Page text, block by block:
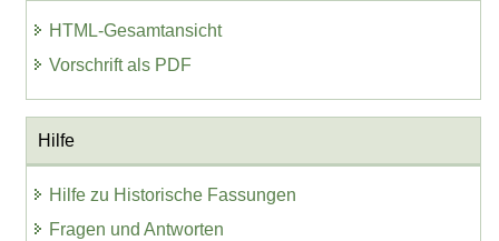
HTML-Gesamtansicht
Vorschrift als PDF
Hilfe
Hilfe zu Historische Fassungen
Fragen und Antworten